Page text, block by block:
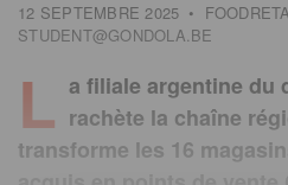
12 SEPTEMBRE 2025 •
STUDENT@GONDOLA.BE
L a filiale argentine du
rachète la chaîne
transforme les 16